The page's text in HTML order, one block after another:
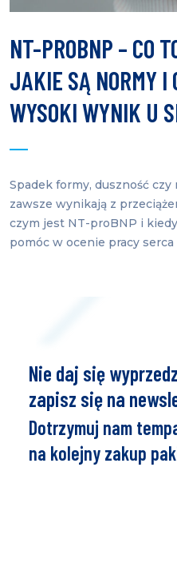
NT-PROBNP – CO
JAKIE SĄ NORMY I
WYSOKI WYNIK U
Spadek formy, duszność
zawsze wynikają z
czym jest NT-proBNP i
pomóc w ocenie pracy
Nie daj się
zapisz się na
Dotrzymuj nam
na kolejny zakup